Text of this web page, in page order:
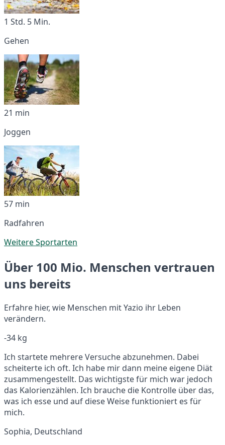
1 Std. 5 Min.
Gehen
21 min
Joggen
57 min
Radfahren
Weitere Sportarten
Über 100 Mio. Menschen vertrauen
uns bereits
Erfahre hier, wie Menschen mit Yazio ihr Leben
verändern.
-34 kg
Ich startete mehrere Versuche abzunehmen. Dabei
scheiterte ich oft. Ich habe mir dann meine eigene Diät
zusammengestellt. Das wichtigste für mich war jedoch
das Kalorienzählen. Ich brauche die Kontrolle über das,
was ich esse und auf diese Weise funktioniert es für
mich.
Sophia, Deutschland